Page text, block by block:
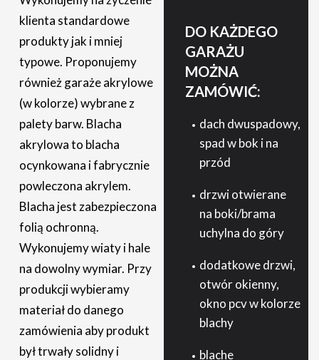
klienta standardowe
produkty jak i mniej
typowe. Proponujemy
również garaże akrylowe
(w kolorze) wybrane z
palety barw. Blacha
akrylowa to blacha
ocynkowana i fabrycznie
powleczona akrylem.
Blacha jest zabezpieczona
folią ochronną.
Wykonujemy wiaty i hale
na dowolny wymiar. Przy
produkcji wybieramy
materiał do danego
zamówienia aby produkt
był trwały solidny i
DO KAŻDEGO
GARAŻU
MOŻNA
ZAMÓWIĆ:
dach dwuspadowy,
spad w bok i na
przód
drzwi otwierane
na boki/brama
uchylna do góry
dodatkowe drzwi,
otwór okienny,
okno pcv w kolorze
blachy
blache